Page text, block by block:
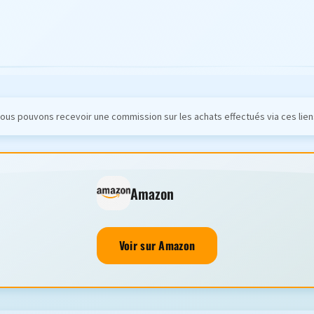
pouvons recevoir une commission sur les achats effectués via ces
Amazon
Voir sur Amazon